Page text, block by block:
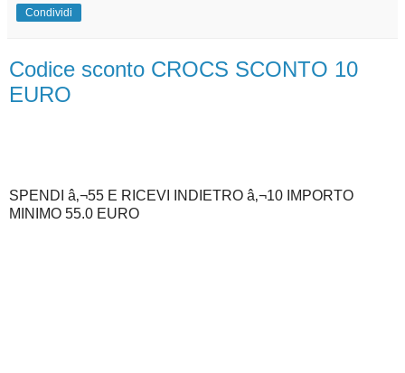
Condividi
Codice sconto CROCS SCONTO 10
EURO
SPENDI â‚¬55 E RICEVI INDIETRO â‚¬10 IMPORTO
MINIMO 55.0 EURO